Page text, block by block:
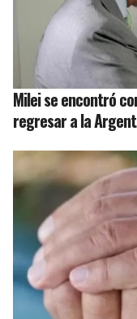
Milei se encontró
regresar a la